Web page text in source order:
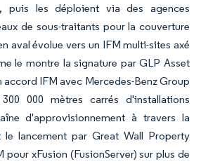
puis les déploient via des agences
de sous-traitants pour la couverture
aval évolue vers un IFM multi-sites axé
le montre la signature par GLP Asset
IFM avec Mercedes-Benz Group
000 mètres carrés d'installations
d'approvisionnement à travers la
le lancement par Great Wall Property
pour xFusion (FusionServer) sur plus de